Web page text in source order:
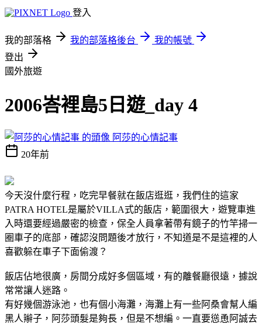
登入
我的部落格 我的部落格後台
我的帳號
登出
國外旅遊
2006峇裡島5日遊_day 4
阿莎的心情記事
20年前
今天沒什麼行程，吃完早餐就在飯店逛逛，我們住的這家
PATRA HOTEL是屬於VILLA式的飯店，範圍很大，遊覽車進
入時還要經過嚴密的檢查，保全人員拿著帶有鏡子的竹竿掃一
圈車子的底部，確認沒問題後才放行，不知道是不是這裡的人
喜歡躲在車子下面偷渡？
飯店佔地很廣，房間分成好多個區域，有的離餐廳很遠，據說
常常讓人迷路。
有好幾個游泳池，也有個小海灘，海灘上有一些阿桑會幫人編
黑人辮子，阿莎頭髮是夠長，但是不想編。一直要慫恿阿誠去